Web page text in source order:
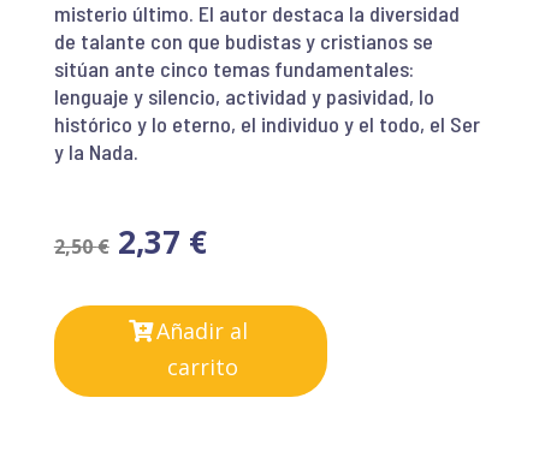
misterio último. El autor destaca la diversidad
de talante con que budistas y cristianos se
sitúan ante cinco temas fundamentales:
lenguaje y silencio, actividad y pasividad, lo
histórico y lo eterno, el individuo y el todo, el Ser
y la Nada.
2,50€ 2,37 €
Añadir al
carrito